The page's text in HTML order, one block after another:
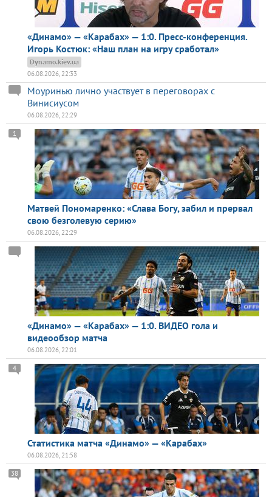
«Динамо» — «Карабах» — 1:0. Пресс-конференция.
Игорь Костюк: «Наш план на игру сработал»
Dynamo.kiev.ua
06.08.2026, 22:33
Моуринью лично участвует в переговорах с
Винисиусом
06.08.2026, 22:29
Матвей Пономаренко: «Слава Богу, забил и прервал
свою безголевую серию»
1
06.08.2026, 22:29
«Динамо» — «Карабах» — 1:0. ВИДЕО гола и
видеообзор матча
06.08.2026, 22:01
Статистика матча «Динамо» — «Карабах»
4
06.08.2026, 21:58
38